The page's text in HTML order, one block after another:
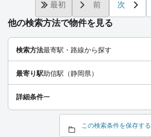
他の検索方法で物件を見る
検索方法最寄駅・路線から探す
最寄り駅助信駅（静岡県）
詳細条件ー
この検索条件を保存する
最初 前 次